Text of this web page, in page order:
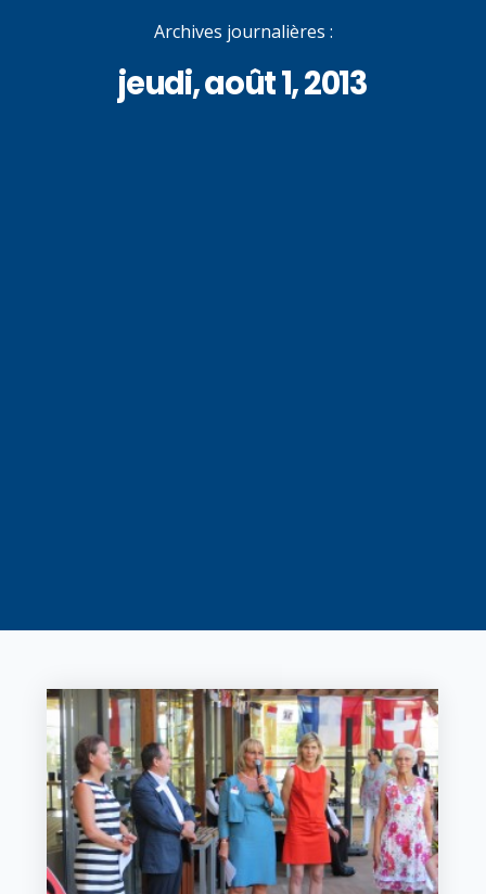
Archives journalières :
jeudi, août 1, 2013